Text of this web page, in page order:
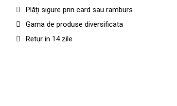
Plăți sigure prin card sau ramburs
Gama de produse diversificata
Retur in 14 zile